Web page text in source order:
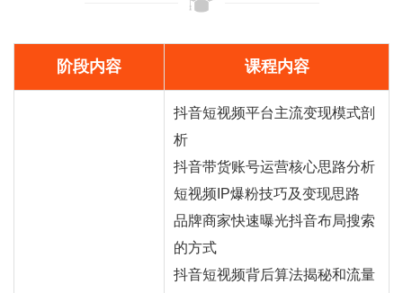
阶段内容 课程内容
抖音短视频平台主流变现模式剖
析
抖音带货账号运营核心思路分析
短视频IP爆粉技巧及变现思路
品牌商家快速曝光抖音布局搜索
的方式
抖音短视频背后算法揭秘和流量